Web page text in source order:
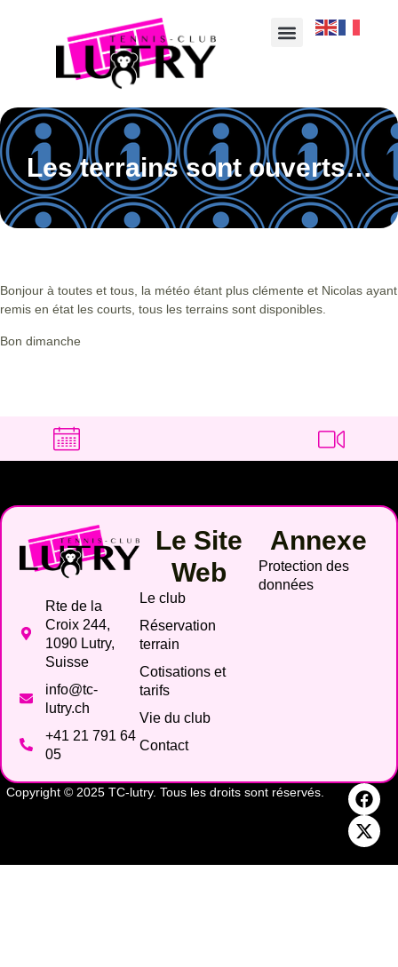
Les terrains sont ouverts…
Bonjour à toutes et tous, la météo étant plus clémente et Nicolas ayant
remis en état les courts, tous les terrains sont disponibles.
Bon dimanche
Rte de la
Croix 244,
1090 Lutry,
Suisse
info@tc-
lutry.ch
+41 21 791 64
05
Le Site
Web
Le club
Réservation
terrain
Cotisations et
tarifs
Vie du club
Contact
Annexe
Protection des
données
Copyright © 2025 TC-lutry. Tous les droits sont réservés.